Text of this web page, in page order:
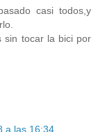
casi todos,y
sin tocar la bici por
a las 16:34